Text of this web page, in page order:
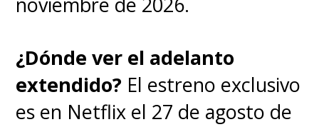
¿Dónde ver el adelanto
extendido? El estreno exclusivo
es en Netflix el 27 de agosto de